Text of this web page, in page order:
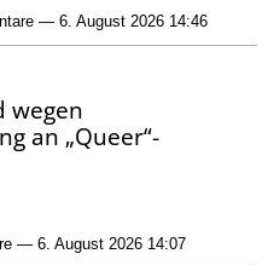
— 6. August 2026 14:46
wegen
an „Queer“-
— 6. August 2026 14:07